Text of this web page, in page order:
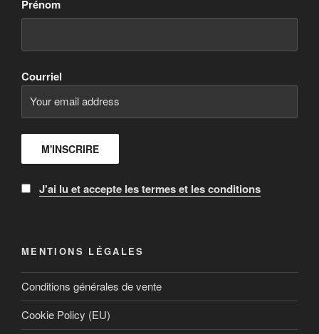
Prénom
Courriel
J'ai lu et accepte les termes et les conditions
MENTIONS LÉGALES
Conditions générales de vente
Cookie Policy (EU)